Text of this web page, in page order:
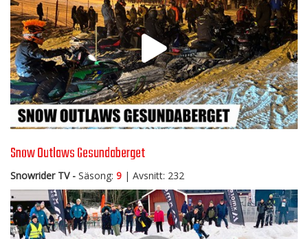
Snow Outlaws Gesundaberget
Snowrider TV - Säsong: 9 | Avsnitt: 232